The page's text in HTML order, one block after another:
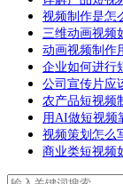
视频制作是怎
三维动画视频
动画视频制作
企业如何进行
公司宣传片应
农产品短视频
用AI做短视频
视频策划怎么
商业类短视频